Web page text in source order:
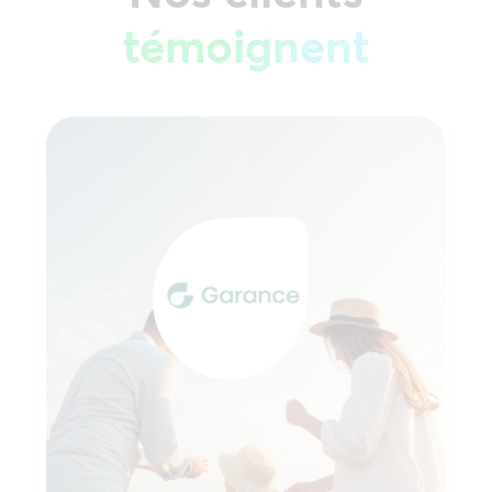
témoignent